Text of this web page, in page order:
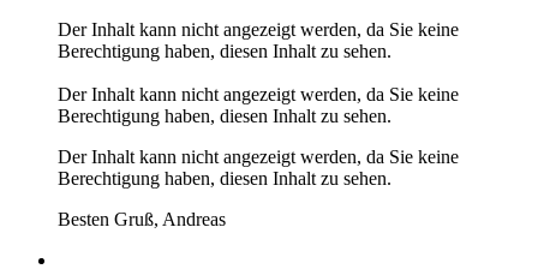
Der Inhalt kann nicht angezeigt werden, da Sie keine
Berechtigung haben, diesen Inhalt zu sehen.
Der Inhalt kann nicht angezeigt werden, da Sie keine
Berechtigung haben, diesen Inhalt zu sehen.
Der Inhalt kann nicht angezeigt werden, da Sie keine
Berechtigung haben, diesen Inhalt zu sehen.
Besten Gruß, Andreas